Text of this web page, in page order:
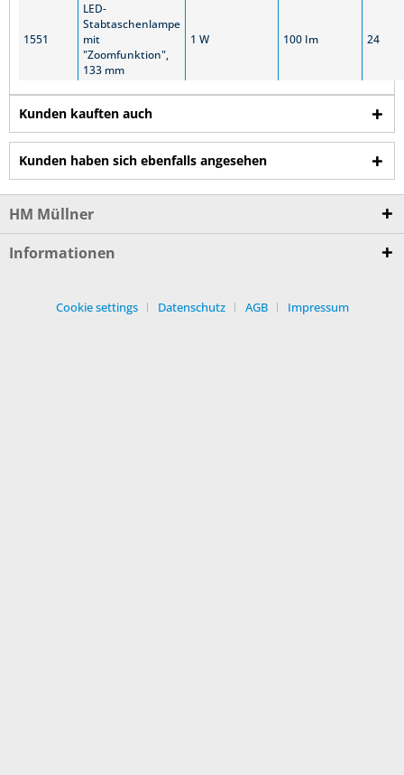
1551
LED-
Stabtaschenlampe
mit
"Zoomfunktion",
133 mm
1 W 100 Im 24
Kunden kauften auch
Kunden haben sich ebenfalls angesehen
HM Müllner
Informationen
Cookie settings Datenschutz AGB Impressum